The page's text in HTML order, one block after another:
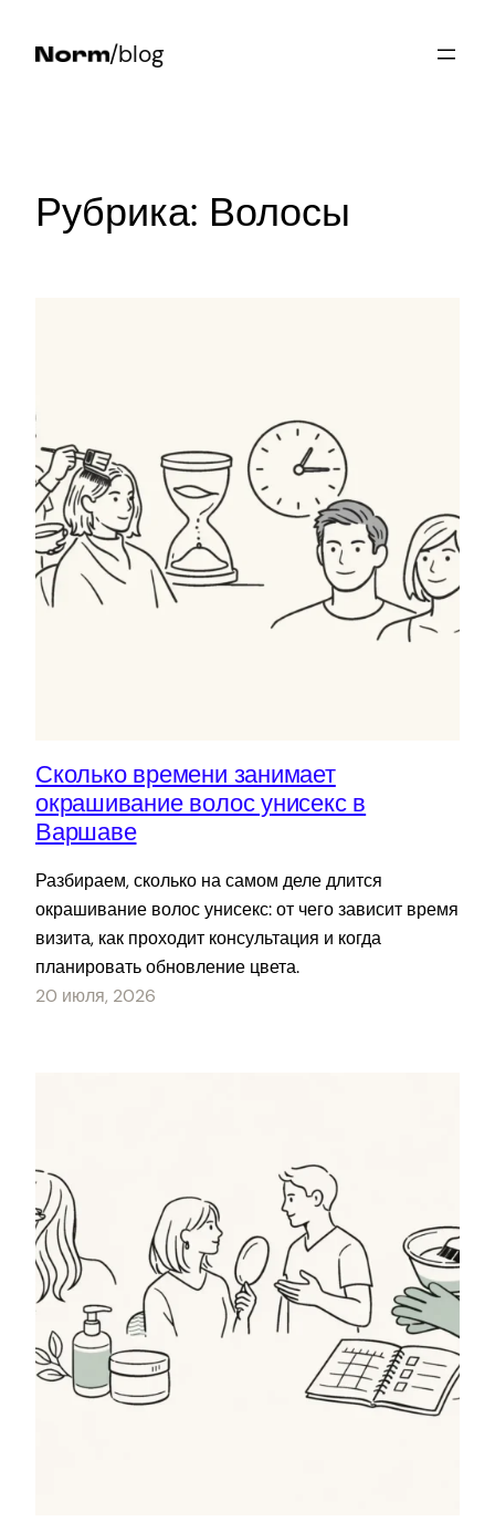
/blog
Рубрика: Волосы
Сколько времени занимает
окрашивание волос унисекс в
Варшаве
Разбираем, сколько на самом деле длится
окрашивание волос унисекс: от чего зависит время
визита, как проходит консультация и когда
планировать обновление цвета.
20 июля, 2026